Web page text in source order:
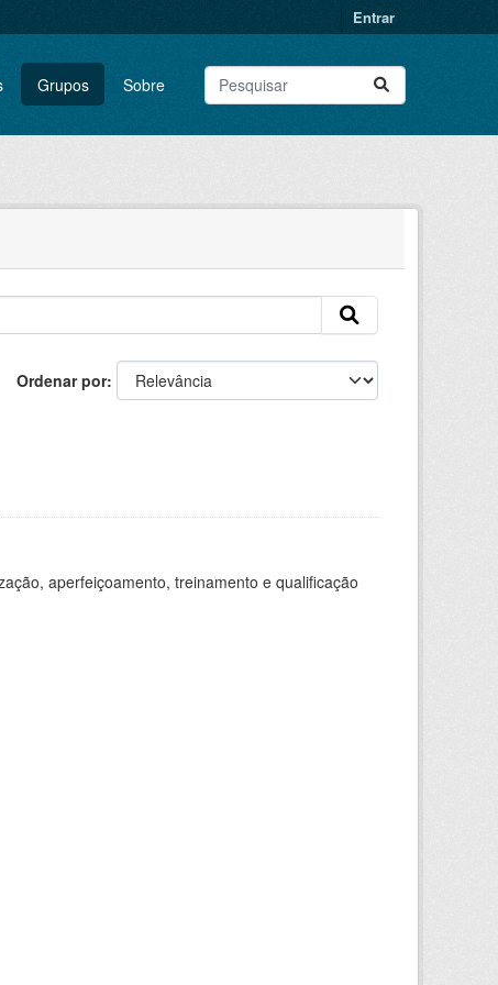
Entrar
Grupos Sobre
Ordenar por
aperfeiçoamento, treinamento e qualificação